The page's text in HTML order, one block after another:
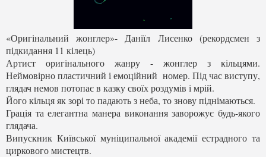
«Оригінальний жонглер»- Даніїл Лисенко (рекордсмен з
підкидання 11 кілець)
Артист оригінального жанру - жонглер з кільцями.
Неймовірно пластичний і емоційний номер. Під час виступу,
глядач немов потопає в казку своїх роздумів і мрій.
Його кільця як зорі то падають з неба, то знову піднімаються.
Грація та елегантна манера виконання заворожує будь-якого
глядача.
Випускник Київської муніципальної академії естрадного та
циркового мистецтв.